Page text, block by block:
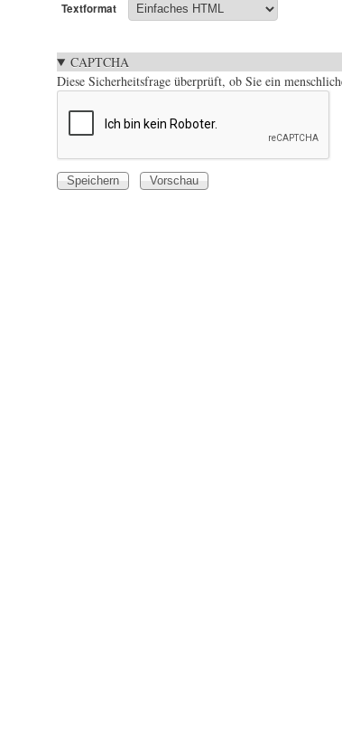
Textformat
CAPTCHA
Diese Sicherheitsfrage überprüft, ob Sie ein